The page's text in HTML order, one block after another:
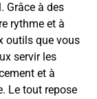
Grâce à des
rythme et à
outils que vous
servir les
et à
Le tout repose